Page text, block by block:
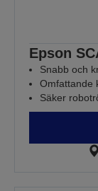
Epson
Snabb och
Omfattande
Säker